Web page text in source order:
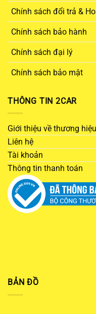
Chính sách đổi trả &
Chính sách bảo hành
Chính sách đại lý
Chính sách bảo mật
THÔNG TIN 2CAR
Giới thiệu về thương hiệu
Liên hệ
Tài khoản
Thông tin thanh toán
BẢN ĐỒ